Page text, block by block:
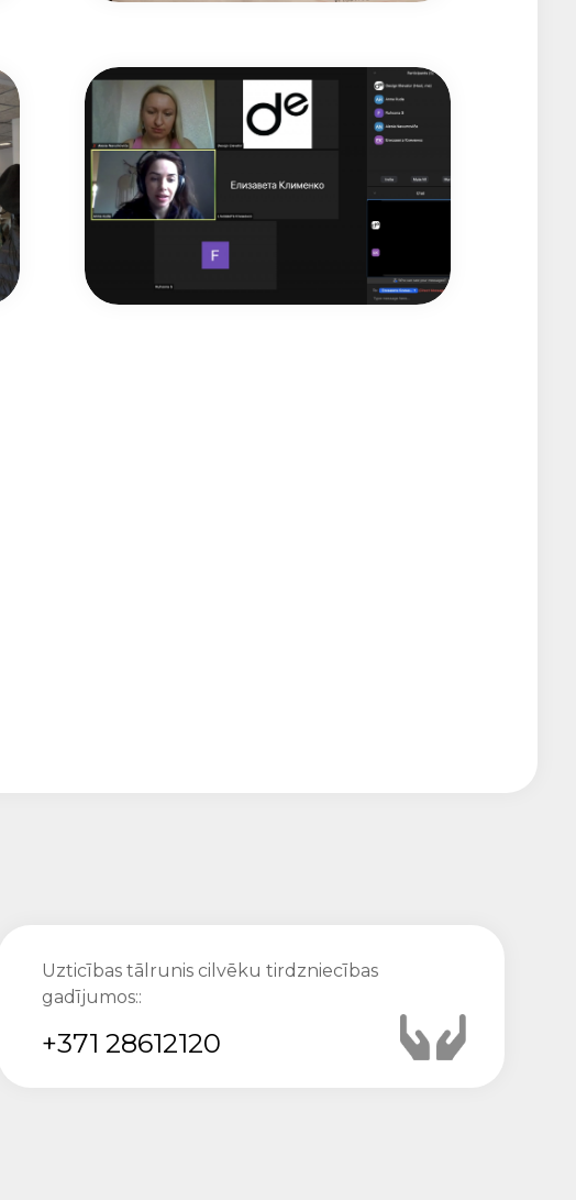
Uzticības tālrunis cilvēku tirdzniecības
gadījumos::
+371 28612120